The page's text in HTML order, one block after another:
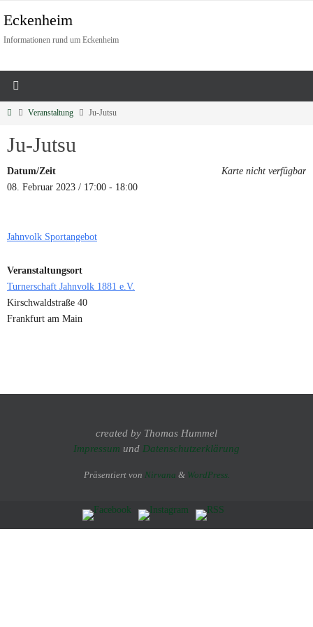
Eckenheim
Informationen rund um Eckenheim
Veranstaltung Ju-Jutsu
Ju-Jutsu
Karte nicht verfügbar
Datum/Zeit
08. Februar 2023 / 17:00 - 18:00
Jahnvolk Sportangebot
Veranstaltungsort
Turnerschaft Jahnvolk 1881 e.V.
Kirschwaldstraße 40
Frankfurt am Main
created by Thomas Hummel
Impressum und Datenschutzerklärung
Präsentiert von Nirvana & WordPress.